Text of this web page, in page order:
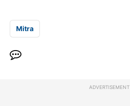
Mitra
ADVERTISEMENT